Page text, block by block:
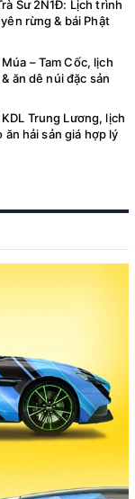
Sư 2N1Đ: Lịch trình
rừng & bái Phật
– Tam Cốc, lịch
ăn dê núi đặc sản
Trung Lương, lịch
ăn hải sản giá hợp lý